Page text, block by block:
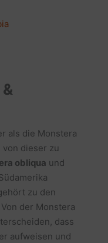
als die Monstera
von dieser zu
obliqua und
zu den
der Monstera
dass
aufweisen und